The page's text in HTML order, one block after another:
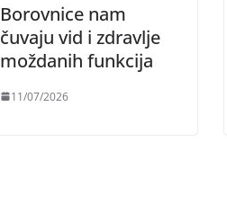
Borovnice nam
čuvaju vid i zdravlje
moždanih funkcija
11/07/2026